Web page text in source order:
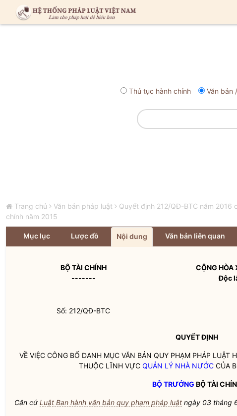
Thủ tục hành chính Văn bản
Trang chủ Văn bản pháp luật
Quyết định 212/QĐ-BTC năm 2016
chính năm 2015
Mục lục Lược đồ Nội dung Văn bản liên quan
BỘ TÀI CHÍNH
-------
CỘNG HÒA
Độc
Số: 212/QĐ-BTC
QUYẾT ĐỊNH
VỀ VIỆC CÔNG BỐ DANH MỤC VĂN BẢN QUY PHẠM PHÁP LUẬT
THUỘC LĨNH VỰC QUẢN LÝ NHÀ NƯỚC CỦA
BỘ TRƯỞNG BỘ TÀI
Căn cứLuật Ban hành văn bản quy phạm pháp luật ngày 03 tháng